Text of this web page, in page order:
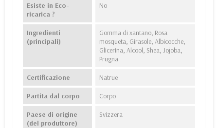
Esiste in Eco-
ricarica ?
No
Ingredienti
(principali)
Gomma di xantano, Rosa
mosqueta, Girasole, Albicocche,
Glicerina, Alcool, Shea, Jojoba,
Prugna
Certificazione Natrue
Partita dal corpo Corpo
Paese di origine
(del produttore)
Svizzera